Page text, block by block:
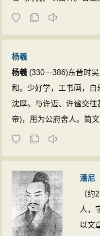
杨羲
杨羲 (330—386)东晋时吴
和。少好学，工书画，
沈厚。与许迈、许谧交
帝)，用为公府舍人。简
诰》、《清微仙谱》等
经》，并托神仙口授，
敕封为“洞灵显化至德真
潘尼
（
人，
以文